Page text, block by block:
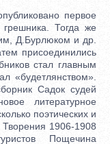
первое
грешника. Тогда же
Д.Бурлюком и др.
присоединились
стал главным
«будетлянством».
Садок судей
литературное
поэтических и
1906-1908
Пощечина